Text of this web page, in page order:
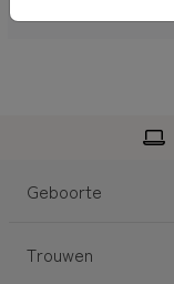
Geboorte
Trouwen